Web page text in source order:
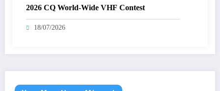
2026 CQ World-Wide VHF Contest
18/07/2026